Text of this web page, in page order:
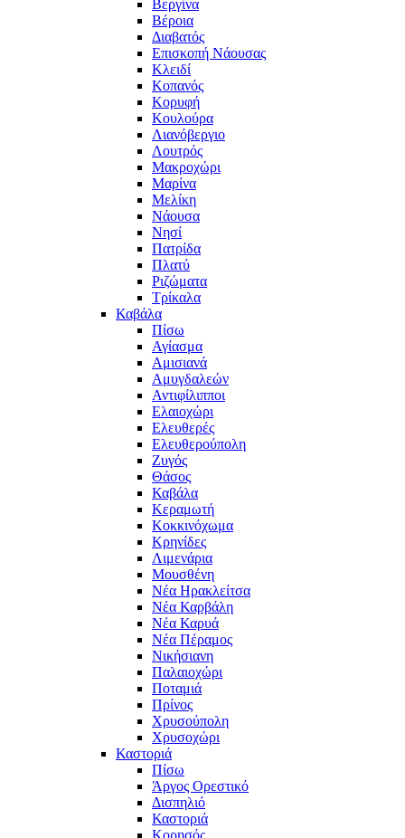
Βεργίνα
Βέροια
Διαβατός
Επισκοπή Νάουσας
Κλειδί
Κοπανός
Κορυφή
Κουλούρα
Λιανόβεργιο
Λουτρός
Μακροχώρι
Μαρίνα
Μελίκη
Νάουσα
Νησί
Πατρίδα
Πλατύ
Ριζώματα
Τρίκαλα
Καβάλα
Πίσω
Αγίασμα
Αμισιανά
Αμυγδαλεών
Αντιφίλιπποι
Ελαιοχώρι
Ελευθερές
Ελευθερούπολη
Ζυγός
Θάσος
Καβάλα
Κεραμωτή
Κοκκινόχωμα
Κρηνίδες
Λιμενάρια
Μουσθένη
Νέα Ηρακλείτσα
Νέα Καρβάλη
Νέα Καρυά
Νέα Πέραμος
Νικήσιανη
Παλαιοχώρι
Ποταμιά
Πρίνος
Χρυσούπολη
Χρυσοχώρι
Καστοριά
Πίσω
Άργος Ορεστικό
Δισπηλιό
Καστοριά
Κορησός